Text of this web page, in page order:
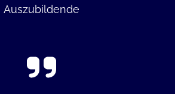
Auszubildende